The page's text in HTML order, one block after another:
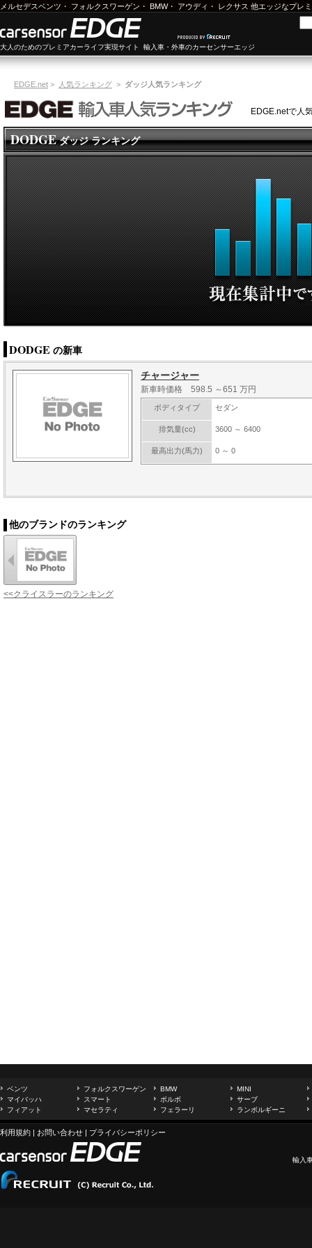
メルセデスベンツ ・ フォルクスワーゲン ・ BMW・ アウディ ・ レクサス 他エッジなプレ
大人のためのプレミアカーライフ実現サイト 輸入車・外車のカーセンサーエッジ
EDGE.net > 人気ランキング > ダッジ人気ランキング
EDGE.netで人
DODGEダッジ ランキング
DODGE の新車
チャージャー
新車時価格 598.5 ～651 万円
ボディタイプ セダン
排気量(cc) 3600 ～ 6400
最高出力(馬力) 0 ～ 0
他のブランドのランキング
<<クライスラーのランキング
ベンツ フォルクスワーゲン BMW
MINI
マイバッハ
スマート ボルボ
サーブ
フィアット
マセラティ フェラーリ ランボルギーニ
利用規約 | お問い合わせ | プライバシーポリシー
輸入